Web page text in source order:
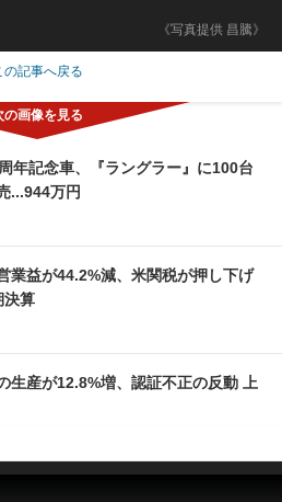
《写真提供 昌騰》
の記事へ戻る
年記念車、『ラングラー』に100台
...944万円
業益が44.2%減、米関税が押し下げ
決算
生産が12.8%増、認証不正の反動 上